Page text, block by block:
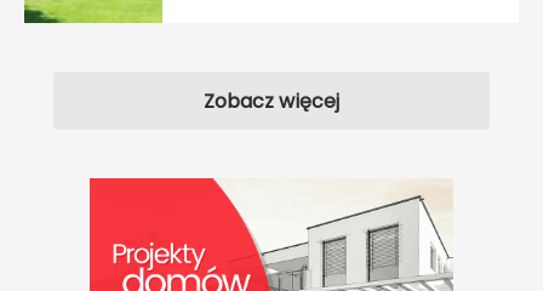
Zobacz więcej